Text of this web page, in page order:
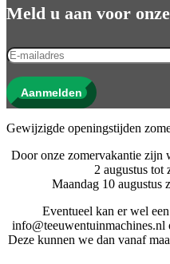
Meld u aan voor
Aanmelden
Gewijzigde openingstijden
Door onze zomervakantie zijn
2 augustus tot
Maandag 10 augustus
Eventueel kan er wel
info@teeuwentuinmachines.nl
Deze kunnen we dan vanaf